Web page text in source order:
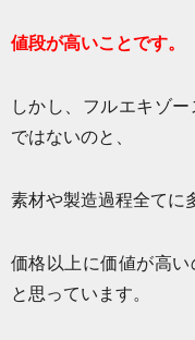
値段が高いことです。
しかし、フルエキゾ
ではないのと、
素材や製造過程全てに
価格以上に価値が高
と思っています。